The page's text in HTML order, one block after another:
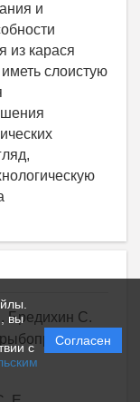
вы
с
Согласен
Бредихин С.